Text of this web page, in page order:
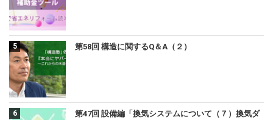
第58回 構造に関するQ＆A（２）
第47回 設備編「換気システムについて（７）換気ダ